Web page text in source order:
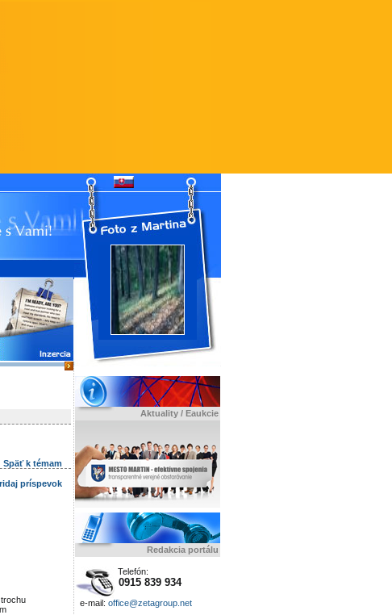
Aktuality / Eaukcie
Redakcia portálu
Telefón:
0915 839 934
e-mail: office@zetagroup.net
Späť k témam
príspevok